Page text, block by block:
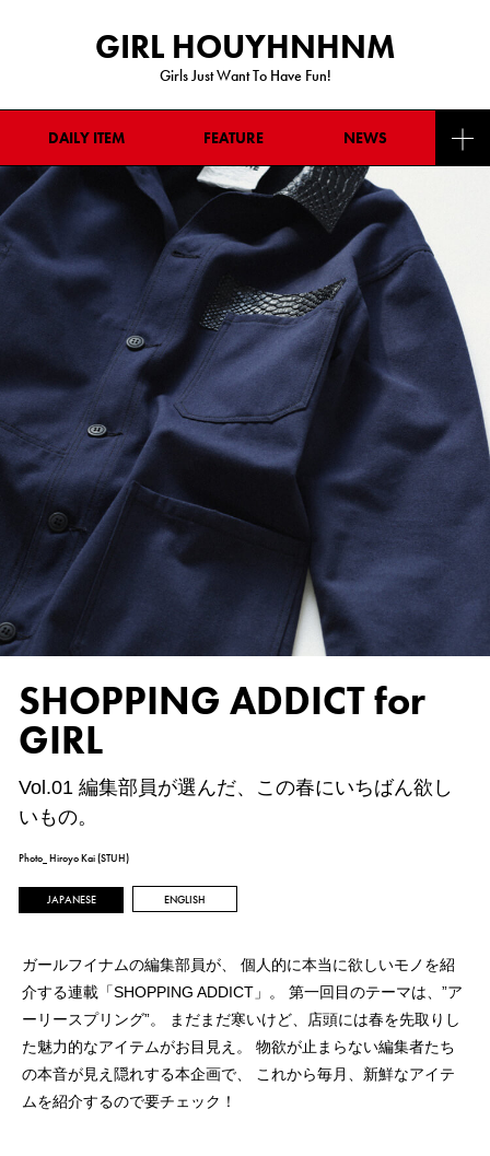
GIRL HOUYHNHNM
Girls Just Want To Have Fun!
DAILY ITEM FEATURE NEWS
SHOPPING ADDICT for
GIRL
Vol.01 編集部員が選んだ、この春にいちばん欲し
いもの。
Photo_ Hiroyo Kai (STUH)
JAPANESE ENGLISH
ガールフイナムの編集部員が、
個人的に本当に欲しいモノを紹
介する連載「SHOPPING ADDICT」。
第一回目のテーマは、”ア
ーリースプリング”。
まだまだ寒いけど、店頭には春を先取りし
た魅力的なアイテムがお目見え。
物欲が止まらない編集者たち
の本音が見え隠れする本企画で、
これから毎月、新鮮なアイテ
ムを紹介するので要チェック！